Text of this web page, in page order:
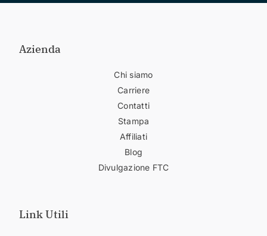
Azienda
Chi siamo
Carriere
Contatti
Stampa
Affiliati
Blog
Divulgazione FTC
Link Utili